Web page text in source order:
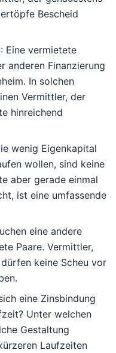
Bescheid
: Eine vermietete
anderen Finanzierung
In solchen
Vermittler, der
hinreichend
wenig Eigenkapital
wollen, sind keine
aber gerade einmal
ist eine umfassende
eine andere
Paare. Vermittler,
keine Scheu vor
eine Zinsbindung
Unter welchen
Gestaltung
Laufzeiten